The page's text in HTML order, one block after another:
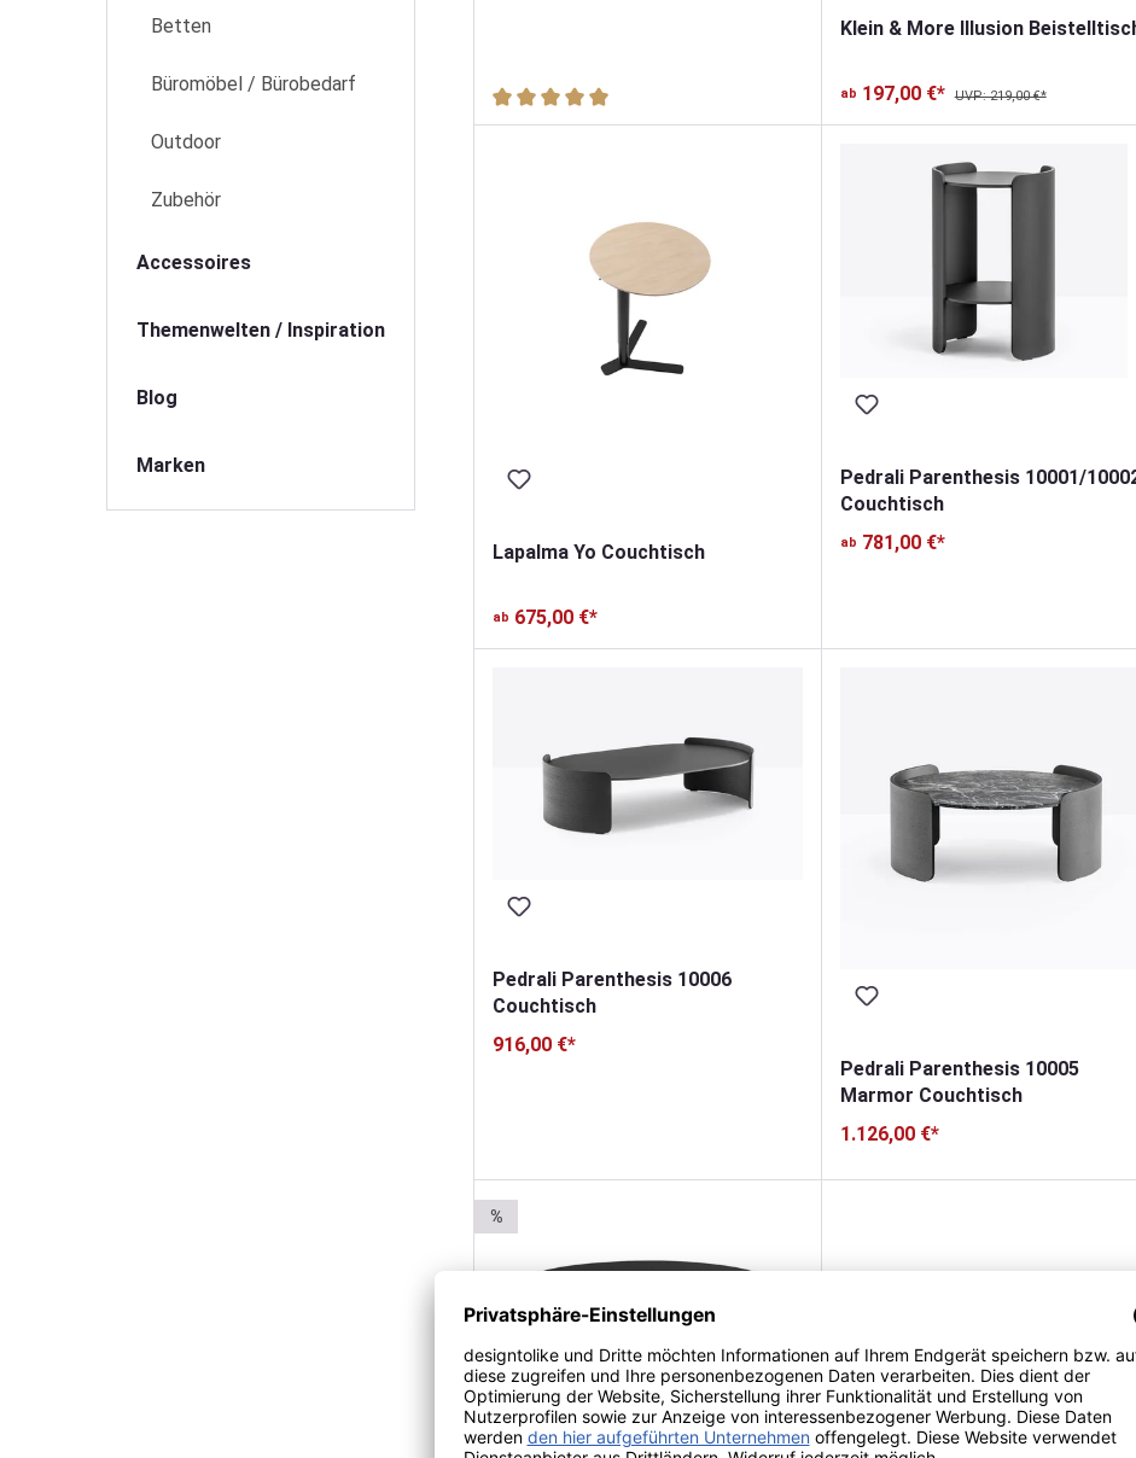
Betten
Büromöbel / Bürobedarf
Outdoor
Zubehör
Accessoires
Themenwelten / Inspiration
Blog
Marken
Durchschnittliche Bewertung von 5 von 5 Sternen
Klein & More Illusion
ab 197,00 €* UVP: 219,00 €*
Lapalma Yo Couchtisch
ab 675,00 €*
Pedrali Parenthesis 10001/
Couchtisch
ab 781,00 €*
Pedrali Parenthesis 10006
Couchtisch
916,00 €*
Pedrali Parenthesis 10005
Marmor Couchtisch
1.126,00 €*
%